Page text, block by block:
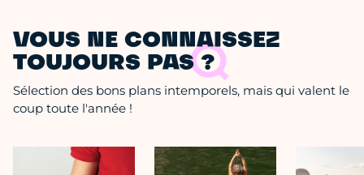
VOUS NE CONNAISSEZ
TOUJOURS PAS ?
Sélection des bons plans intemporels, mais qui valent le
coup toute l'année !